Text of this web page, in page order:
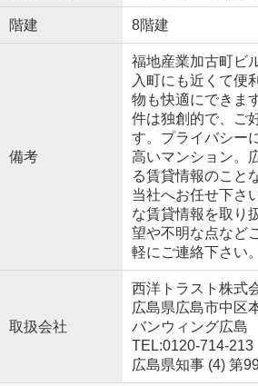
階建 8階建
備考
福地産業加古町ビ
入町にも近くて便
物も快適にできま
件は独創的で、ご
す。プライバシー
高いマンション。
る賃貸情報のこと
当社へお任せ下さ
な賃貸情報を取り
望や不明な点など
軽にご連絡下さい。
取扱会社
西洋トラスト株式
広島県広島市中区
バンウィング広
TEL:0120-714-213
広島県知事 (4) 第